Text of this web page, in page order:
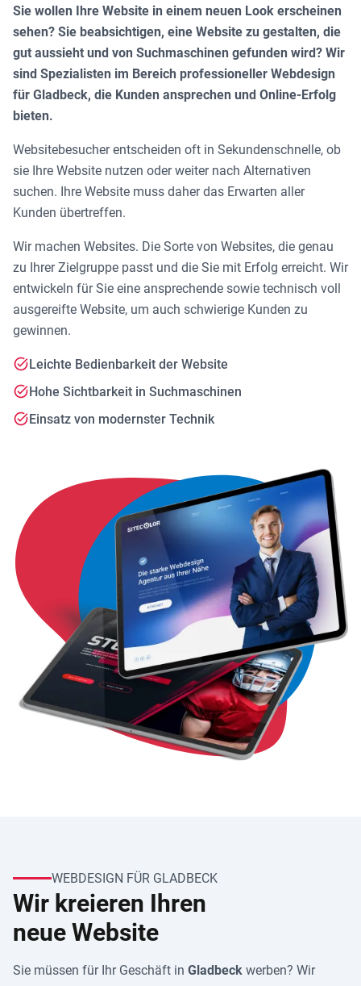
Sie wollen Ihre Website in einem neuen Look erscheinen
sehen? Sie beabsichtigen, eine Website zu gestalten, die
gut aussieht und von Suchmaschinen gefunden wird? Wir
sind Spezialisten im Bereich professioneller Webdesign
für Gladbeck, die Kunden ansprechen und Online-Erfolg
bieten.
Websitebesucher entscheiden oft in Sekundenschnelle, ob
sie Ihre Website nutzen oder weiter nach Alternativen
suchen. Ihre Website muss daher das Erwarten aller
Kunden übertreffen.
Wir machen Websites. Die Sorte von Websites, die genau
zu Ihrer Zielgruppe passt und die Sie mit Erfolg erreicht. Wir
entwickeln für Sie eine ansprechende sowie technisch voll
ausgereifte Website, um auch schwierige Kunden zu
gewinnen.
Leichte Bedienbarkeit der Website
Hohe Sichtbarkeit in Suchmaschinen
Einsatz von modernster Technik
WEBDESIGN FÜR GLADBECK
Wir kreieren Ihren
neue Website
Sie müssen für Ihr Geschäft in Gladbeck werben? Wir